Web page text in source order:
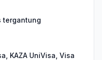
tergantung
KAZA UniVisa, Visa